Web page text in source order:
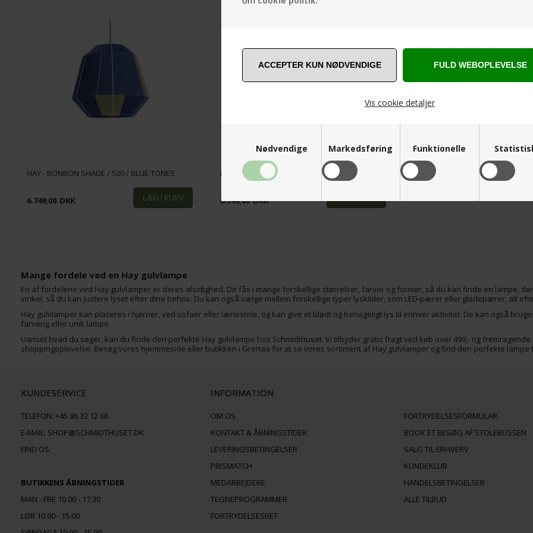
Vis cookie detaljer
Nødvendige Markedsføring Funktionelle
HAY - BONBON SHADE / 500 / BLUE TONES
6.749,00 DKK
HAY - BONBON SHADE / 500 / EARTH TONES
6.749,00 DKK
Mange fordele ved en Hay gulvlampe
En af fordelene ved Hay gulvlamper er deres alsidighed. De fås i mange forskellige størrelser, farver og former, så du kan finde en lampe,
vinkel, så du kan justere lyset efter dine behov. Du kan også vælge mellem forskellige typer lyskilder, som LED-pærer eller glødepærer, alt
Hay gulvlamper kan placeres i hjørner, ved sofaer eller lænestole, og kan give et blødt og behageligt lys til enhver aktivitet. De kan også
farverig eller unik lampe.
Uanset hvad du søger, kan du finde den perfekte Hay gulvlampe hos Schmidthuset. Vi tilbyder gratis fragt ved køb over 499,- og
shoppingoplevelse. Besøg vores hjemmeside eller butikken i Grenaa for at se vores sortiment af Hay gulvlamper og find den perfekte lampe
KUNDESERVICE
TELEFON:+45 86 32 12 66
E-MAIL: SHOP@SCHMIDTHUSET.DK
FIND OS
BUTIKKENS ÅBNINGSTIDER
MAN - FRE 10.00 - 17.30
LØR 10.00 - 15.00
INFORMATION
OM OS
KONTAKT & ÅBNINGSTIDER
LEVERINGSBETINGELSER
PRISMATCH
MEDARBEJDERE
TEGNEPROGRAMMER
FORTRYDELSESRET
FORTRYDELSESFORMULAR
BOOK ET BESØG AF STOLEBUSSEN
SALG TIL ERHVERV
KUNDEKLUB
HANDELSBETINGELSER
ALLE TILBUD